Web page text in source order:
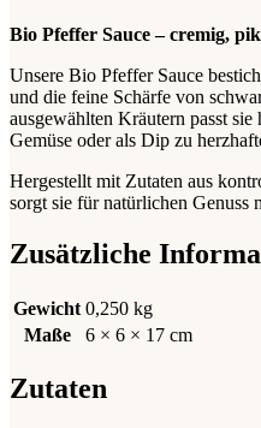
Bio Pfeffer Sauce – cremig,
Unsere Bio Pfeffer Sauce
und die feine Schärfe von
ausgewählten Kräutern passt
Gemüse oder als Dip zu
Hergestellt mit Zutaten aus
sorgt sie für natürlichen Genuss
Zusätzliche
Gewicht 0,250 kg
Maße
6 × 6 × 17 cm
Zutaten